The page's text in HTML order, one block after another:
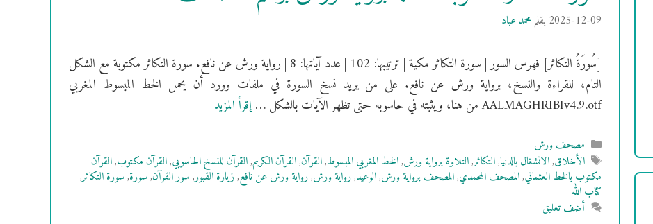
2025-12-09 بقلممحمد عباد
[سُورَةُ التكاثر] فهرس السور | سورة التكاثر مكية | ترتيبها: 102 | عدد آياتها: 8 | رواية ورش عن نافع. سورة التكاثر مكتوبة مع الشكل
التام، للقراءة والنسخ، برواية ورش عن نافع. على من يريد نسخ السورة في ملفات وورد أن يحمل الخط المبسوط المغربي
AALMAGHRIBIv4.9.otf من هنا، ويثبته في حاسوبه حتى تظهر الآيات بالشكل …
إقرأ المزيد
التصنيفات
مصحف ورش
الوسوم
الأخلاق,الانشغال بالدنيا,التكاثر,التلاوة برواية ورش,الخط المغربي المبسوط,القرآن,القرآن الكريم,القرآن للنسخ الحاسوبي,القرآن مكتوب,القرآن
مكتوب بالخط العثماني,المصحف المحمدي,المصحف برواية ورش,الوعيد,رواية ورش,رواية ورش عن نافع,زيارة القبور,سور القرآن,سورة,سورة التكاثر,
كتاب الله
أضف تعليق